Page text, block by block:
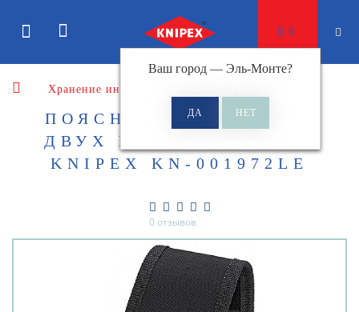
Ваш город — Эль-Монте?
0
Хранение инструментов
ПОЯСНАЯ СУМКА ДЛЯ
ДВУХ ИНСТРУМЕНТОВ
KNIPEX KN-001972LE
0 отзывов